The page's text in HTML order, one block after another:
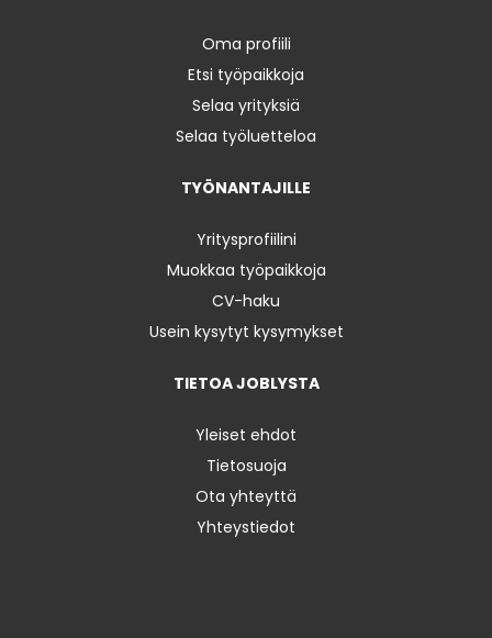
Oma profiili
Etsi työpaikkoja
Selaa yrityksiä
Selaa työluetteloa
TYÖNANTAJILLE
Yritysprofiilini
Muokkaa työpaikkoja
CV-haku
Usein kysytyt kysymykset
TIETOA JOBLYSTA
Yleiset ehdot
Tietosuoja
Ota yhteyttä
Yhteystiedot